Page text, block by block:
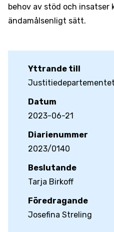
behov av stöd och insatser
ändamålsenligt sätt.
Yttrande till
Justitiedepartementet
Datum
2023-06-21
Diarienummer
2023/0140
Beslutande
Tarja Birkoff
Föredragande
Josefina Streling